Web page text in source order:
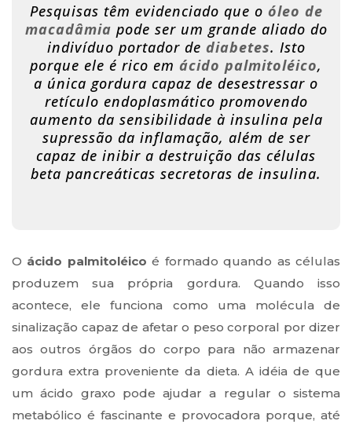
Pesquisas têm evidenciado que o óleo de
macadâmia pode ser um grande aliado do
indivíduo portador de diabetes. Isto
porque ele é rico em ácido palmitoléico,
a única gordura capaz de desestressar o
retículo endoplasmático promovendo
aumento da sensibilidade à insulina pela
supressão da inflamação, além de ser
capaz de inibir a destruição das células
beta pancreáticas secretoras de insulina.
O ácido palmitoléico é formado quando as células
produzem sua própria gordura. Quando isso
acontece, ele funciona como uma molécula de
sinalização capaz de afetar o peso corporal por dizer
aos outros órgãos do corpo para não armazenar
gordura extra proveniente da dieta. A idéia de que
um ácido graxo pode ajudar a regular o sistema
metabólico é fascinante e provocadora porque, até